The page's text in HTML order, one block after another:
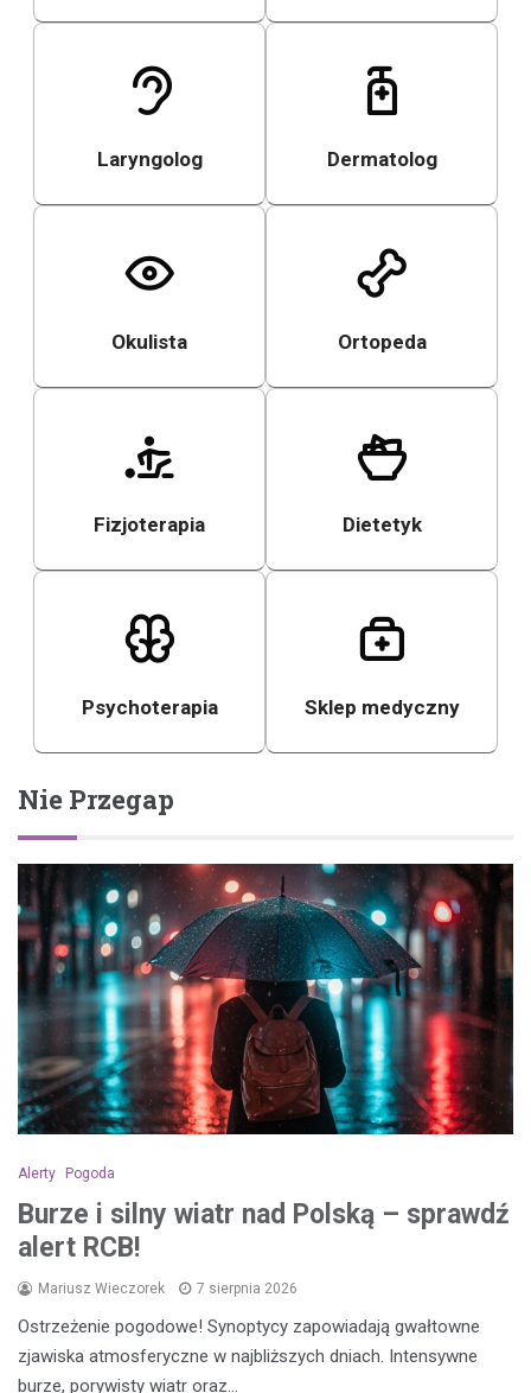
Laryngolog Dermatolog
Okulista Ortopeda
Fizjoterapia Dietetyk
Psychoterapia Sklep medyczny
Nie Przegap
Alerty Pogoda
Burze i silny wiatr nad Polską – sprawdź
alert RCB!
Mariusz Wieczorek 7 sierpnia 2026
Ostrzeżenie pogodowe! Synoptycy zapowiadają gwałtowne
zjawiska atmosferyczne w najbliższych dniach. Intensywne
burze, porywisty wiatr oraz…